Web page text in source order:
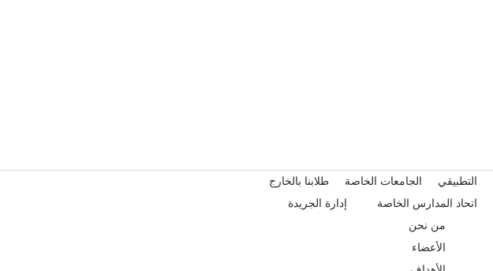
التطبيقي الجامعات الخاصة
طلابنا بالخارج
اتحاد المدارس الخاصة
من نحن
الأعضاء
إدارة الجريدة